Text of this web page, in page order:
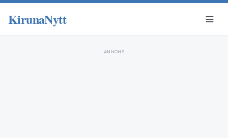
KirunaNytt
ANNONS